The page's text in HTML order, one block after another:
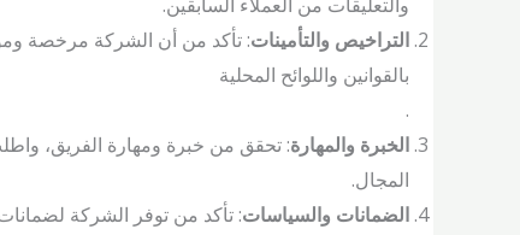
التراخيص والتأمينات: تأكد من أن الشركة مرخصة
بالقوانين واللوائح المحلية
.
الخبرة والمهارة: تحقق من خبرة ومهارة الفريق،
المجال.
الضمانات والسياسات: تأكد من توفر الشركة